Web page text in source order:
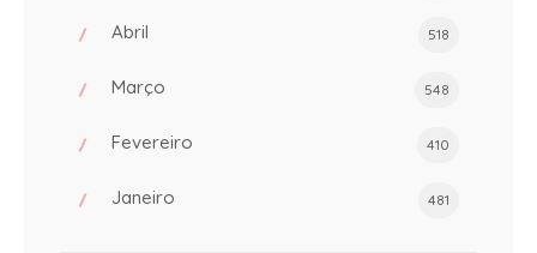
Abril 518
Março 548
Fevereiro 410
Janeiro 481